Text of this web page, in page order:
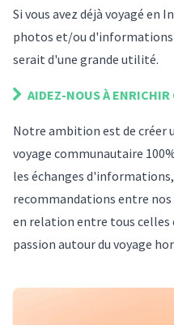
Si vous avez déjà voyagé en
photos et/ou d'informations
serait d'une grande utilité.
AIDEZ-NOUS À ENRICHIR
Notre ambition est de créer
voyage communautaire
les échanges
recommandations entre
en relation entre tous celles
passion autour du voyage